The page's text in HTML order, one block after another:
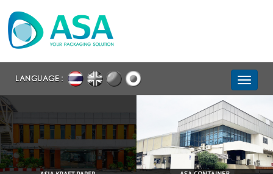
LANGUAGE :